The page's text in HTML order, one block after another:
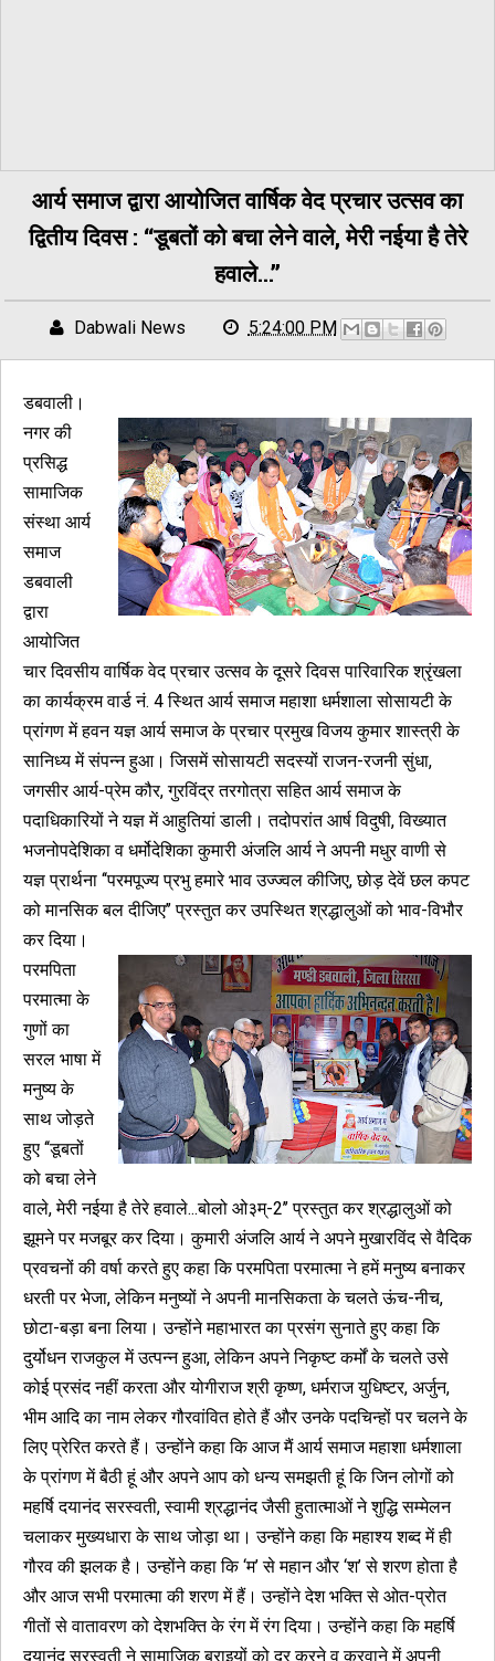
आर्य समाज द्वारा आयोजित वार्षिक वेद प्रचार उत्सव का
द्वितीय दिवस : ‘‘डूबतों को बचा लेने वाले, मेरी नईया है तेरे
हवाले...’’
Dabwali News 5:24:00 PM
डबवाली।
नगर की
प्रसिद्ध
सामाजिक
संस्था आर्य
समाज
डबवाली
द्वारा
आयोजित
चार दिवसीय वार्षिक वेद प्रचार उत्सव के दूसरे दिवस पारिवारिक श्रृंखला
का कार्यक्रम वार्ड नं. 4 स्थित आर्य समाज महाशा धर्मशाला सोसायटी के
प्रांगण में हवन यज्ञ आर्य समाज के प्रचार प्रमुख विजय कुमार शास्त्री के
सानिध्य में संपन्न हुआ। जिसमें सोसायटी सदस्यों राजन-रजनी सुंधा,
जगसीर आर्य-प्रेम कौर, गुरविंद्र तरगोत्रा सहित आर्य समाज के
पदाधिकारियों ने यज्ञ में आहुतियां डाली। तदोपरांत आर्ष विदुषी, विख्यात
भजनोपदेशिका व धर्मोदेशिका कुमारी अंजलि आर्य ने अपनी मधुर वाणी से
यज्ञ प्रार्थना ‘‘परमपूज्य प्रभु हमारे भाव उज्ज्वल कीजिए, छोड़ देवें छल कपट
को मानसिक बल दीजिए’’ प्रस्तुत कर उपस्थित श्रद्धालुओं को भाव-विभौर
कर दिया।
परमपिता
परमात्मा के
गुणों का
सरल भाषा में
मनुष्य के
साथ जोड़ते
हुए ‘‘डूबतों
को बचा लेने
वाले, मेरी नईया है तेरे हवाले...बोलो ओ३म्-2’’ प्रस्तुत कर श्रद्धालुओं को
झूमने पर मजबूर कर दिया। कुमारी अंजलि आर्य ने अपने मुखारविंद से वैदिक
प्रवचनों की वर्षा करते हुए कहा कि परमपिता परमात्मा ने हमें मनुष्य बनाकर
धरती पर भेजा, लेकिन मनुष्यों ने अपनी मानसिकता के चलते ऊंच-नीच,
छोटा-बड़ा बना लिया। उन्होंने महाभारत का प्रसंग सुनाते हुए कहा कि
दुर्योधन राजकुल में उत्पन्न हुआ, लेकिन अपने निकृष्ट कर्मों के चलते उसे
कोई प्रसंद नहीं करता और योगीराज श्री कृष्ण, धर्मराज युधिष्टर, अर्जुन,
भीम आदि का नाम लेकर गौरवांवित होते हैं और उनके पदचिन्हों पर चलने के
लिए प्रेरित करते हैं। उन्होंने कहा कि आज मैं आर्य समाज महाशा धर्मशाला
के प्रांगण में बैठी हूं और अपने आप को धन्य समझती हूं कि जिन लोगों को
महर्षि दयानंद सरस्वती, स्वामी श्रद्धानंद जैसी हुतात्माओं ने शुद्धि सम्मेलन
चलाकर मुख्यधारा के साथ जोड़ा था। उन्होंने कहा कि महाश्य शब्द में ही
गौरव की झलक है। उन्होंने कहा कि ‘म’ से महान और ‘श’ से शरण होता है
और आज सभी परमात्मा की शरण में हैं। उन्होंने देश भक्ति से ओत-प्रोत
गीतों से वातावरण को देशभक्ति के रंग में रंग दिया। उन्होंने कहा कि महर्षि
दयानंद सरस्वती ने सामाजिक बुराइयों को दूर करने व करवाने में अपनी